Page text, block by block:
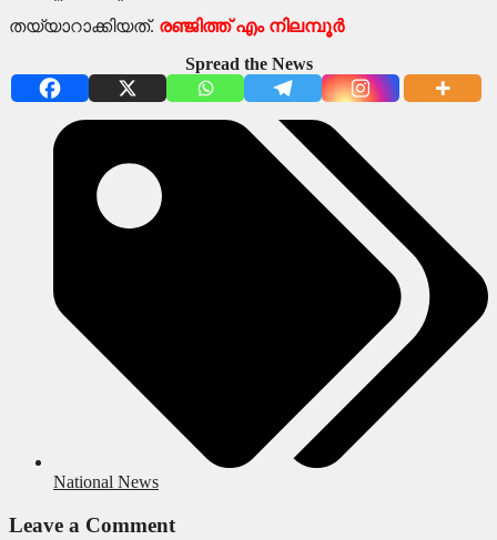
തയ്യാറാക്കിയത്. രഞ്ജിത്ത് എം നിലമ്പൂർ
Spread the News
National News
Leave a Comment